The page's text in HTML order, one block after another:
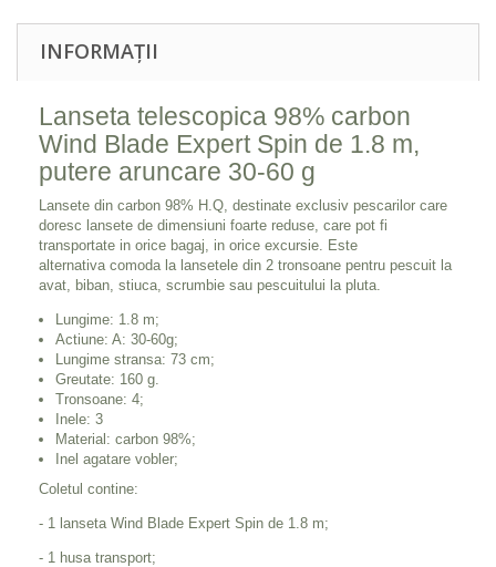
INFORMAȚII
Lanseta telescopica 98% carbon
Wind Blade Expert Spin de 1.8 m,
putere aruncare 30-60 g
Lansete din carbon 98% H.Q, destinate exclusiv pescarilor care
doresc lansete de dimensiuni foarte reduse, care pot fi
transportate in orice bagaj, in orice excursie. Este
alternativa comoda la lansetele din 2 tronsoane pentru pescuit la
avat, biban, stiuca, scrumbie sau pescuitului la pluta.
Lungime: 1.8 m;
Actiune: A: 30-60g;
Lungime stransa: 73 cm;
Greutate: 160 g.
Tronsoane: 4;
Inele: 3
Material: carbon 98%;
Inel agatare vobler;
Coletul contine:
- 1 lanseta Wind Blade Expert Spin de 1.8 m;
- 1 husa transport;